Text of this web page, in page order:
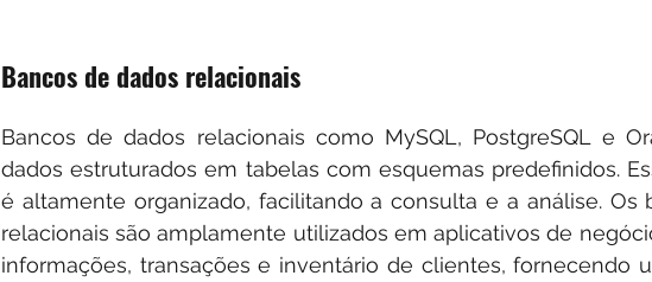
Bancos de dados relacionais
Bancos de dados relacionais como MySQL, PostgreSQL e
dados estruturados em tabelas com esquemas predefinidos.
é altamente organizado, facilitando a consulta e a análise. Os
relacionais são amplamente utilizados em aplicativos de
informações, transações e inventário de clientes, fornecendo